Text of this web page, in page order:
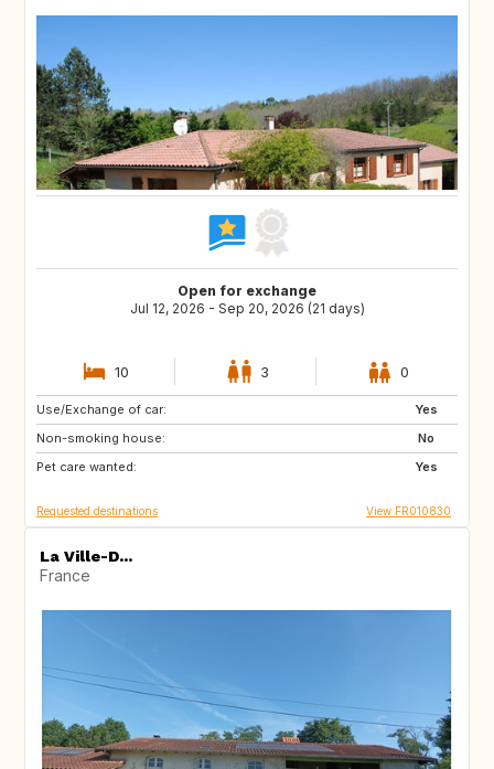
Open for exchange
Jul 12, 2026 - Sep 20, 2026 (21 days)
10 3 0
Use/Exchange of car:
Yes
Non-smoking house:
No
Pet care wanted:
Yes
AT
ES
SE
Requested destinations View FR010830
La Ville-D...
France